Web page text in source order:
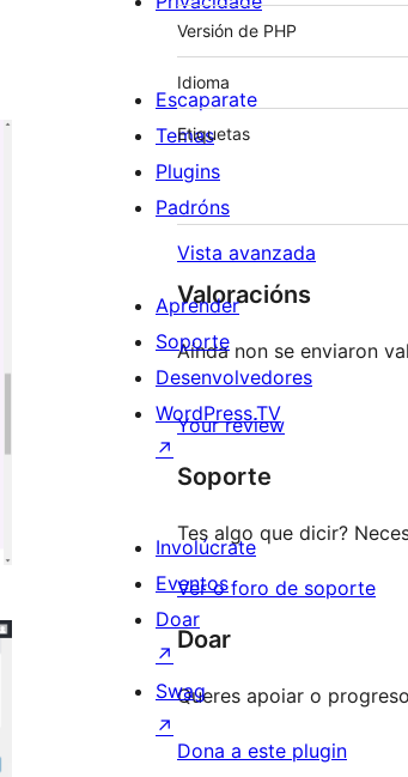
Versión de PHP
Idioma
Etiquetas
Vista avanzada
Valoracións
Aínda non se enviaron
Your review
Soporte
Tes algo que dicir?
Ver o foro de soporte
Doar
Queres apoiar o
Dona a este plugin
Escaparate
Temas
Plugins
Padróns
Aprender
Soporte
Desenvolvedores
WordPress.TV
↗
Involúcrate
Eventos
Doar
↗
Swag
↗